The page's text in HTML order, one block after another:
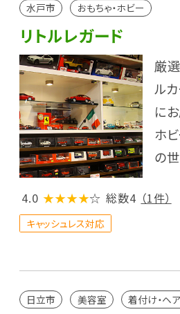
水戸市 おもちゃ・ホビー
リトルレガード
厳
ル
に
ホ
の世
4.0 ★★★★☆ 総数4 （1件）
キャッシュレス対応
日立市 美容室 着付け・ヘ